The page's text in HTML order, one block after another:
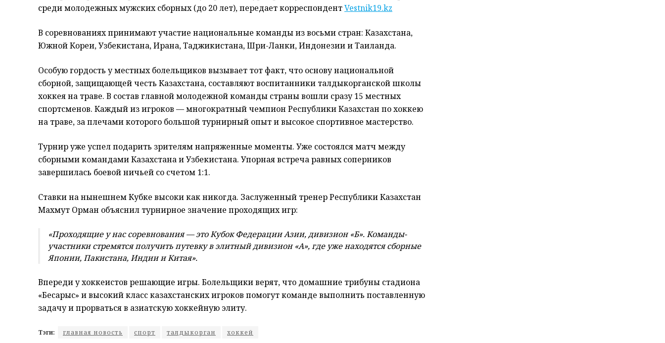
среди молодежных мужских сборных (до 20 лет), передает корреспондентVestnik19.kz
В соревнованиях принимают участие национальные команды из восьми стран: Казахстана,
Южной Кореи, Узбекистана, Ирана, Таджикистана, Шри-Ланки, Индонезии и Таиланда.
Особую гордость у местных болельщиков вызывает тот факт, что основу национальной
сборной, защищающей честь Казахстана, составляют воспитанники талдыкорганской школы
хоккея на траве. В состав главной молодежной команды страны вошли сразу 15 местных
спортсменов. Каждый из игроков — многократный чемпион Республики Казахстан по хоккею
на траве, за плечами которого большой турнирный опыт и высокое спортивное мастерство.
Турнир уже успел подарить зрителям напряженные моменты. Уже состоялся матч между
сборными командами Казахстана и Узбекистана. Упорная встреча равных соперников
завершилась боевой ничьей со счетом 1:1.
Ставки на нынешнем Кубке высоки как никогда. Заслуженный тренер Республики Казахстан
Махмут Орман объяснил турнирное значение проходящих игр:
«Проходящие у нас соревнования — это Кубок Федерации Азии, дивизион «Б». Команды-
участники стремятся получить путевку в элитный дивизион «А», где уже находятся сборные
Японии, Пакистана, Индии и Китая».
Впереди у хоккеистов решающие игры. Болельщики верят, что домашние трибуны стадиона
«Бесарыс» и высокий класс казахстанских игроков помогут команде выполнить поставленную
задачу и прорваться в азиатскую хоккейную элиту.
Тэги: главная новость спорт талдыкорган хоккей